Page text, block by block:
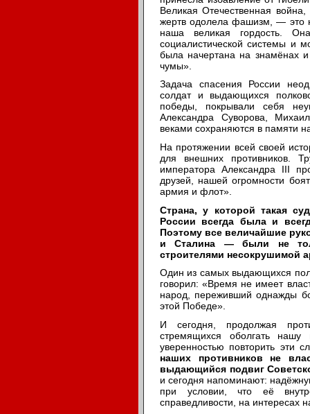
Великая Отечественная
жертв одолела фашизм, — это
наша великая гордость.
социалистической системы и
была начертана на знамёнах
чумы».
Задача спасения России
солдат и выдающихся
победы, покрывали себя
Александра Суворова,
веками сохраняются в памяти
На протяжении всей своей
для внешних противников.
императора Александра III
друзей, нашей огромности
армия и флот».
Страна, у которой такая
России всегда была и
Поэтому все величайшие
и Сталина — были не
строителями несокрушимой
Один из самых выдающихся
говорил: «Время не имеет
народ, переживший однажды
этой Победе».
И сегодня, продолжая
стремящихся оболгать
уверенностью повторить эти
наших противников не
выдающийся подвиг
и сегодня напоминают:
при условии, что её
справедливости, на интересах